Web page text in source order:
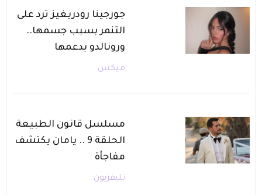
جورجينا رودريغيز ترد على
التنمر بسبب جسمها..
ورونالدو يدعمها
ميكس
مسلسل قانون الطبيعة
الحلقة 9 .. يامان يكتشف
مفاجأة
تليفزيون